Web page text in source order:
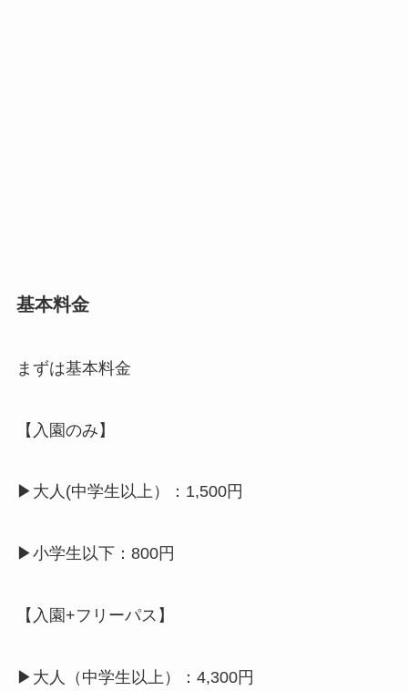
基本料金
まずは基本料金
【入園のみ】
▶大人(中学生以上）：1,500円
▶小学生以下：800円
【入園+フリーパス】
▶大人（中学生以上）：4,300円